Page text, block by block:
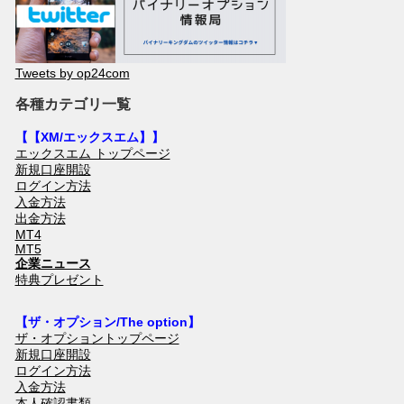
Tweets by op24com
各種カテゴリ一覧
【【XM/エックスエム】】
エックスエム トップページ
新規口座開設
ログイン方法
入金方法
出金方法
MT4
MT5
企業ニュース
特典プレゼント
【ザ・オプション/The option】
ザ・オプショントップページ
新規口座開設
ログイン方法
入金方法